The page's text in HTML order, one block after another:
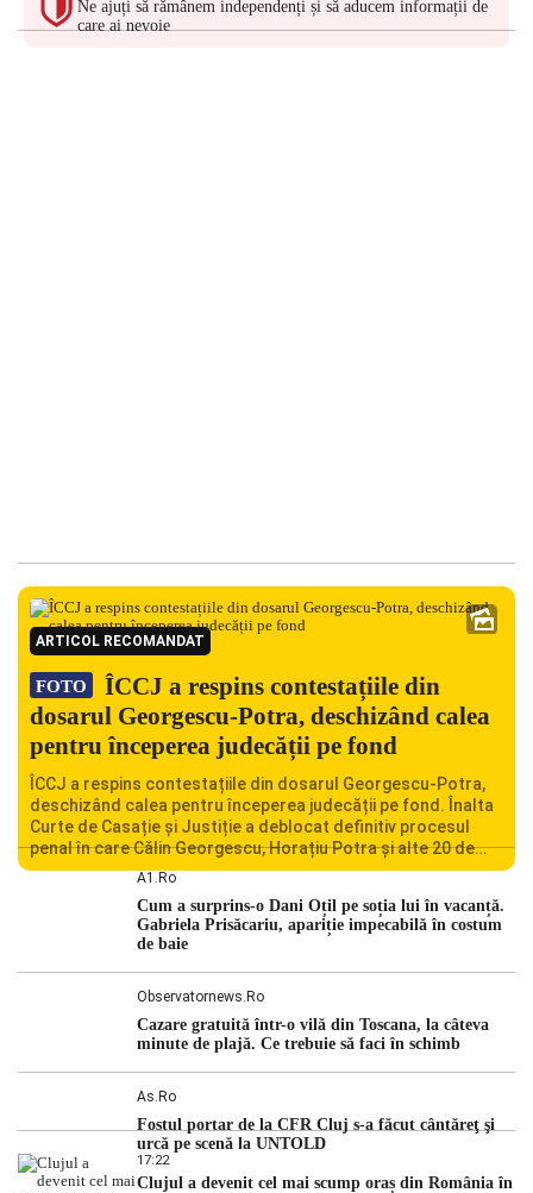
Ne ajuți să rămânem independenți și să aducem informații de
care ai nevoie
ARTICOL RECOMANDAT
FOTO
ÎCCJ a respins contestațiile din
dosarul Georgescu-Potra, deschizând calea
pentru începerea judecății pe fond
ÎCCJ a respins contestațiile din dosarul Georgescu-Potra,
deschizând calea pentru începerea judecății pe fond. Înalta
Curte de Casație și Justiție a deblocat definitiv procesul
penal în care Călin Georgescu, Horațiu Potra și alte 20 de
persoane sunt acuzați de acțiuni îndreptate împotriva
judecătorii de la instanța supremă au […]
A1.ro
Cum a surprins-o Dani Oțil pe soția lui în vacanță.
Gabriela Prisăcariu, apariție impecabilă în costum
de baie
Observatornews.ro
Cazare gratuită într-o vilă din Toscana, la câteva
minute de plajă. Ce trebuie să faci în schimb
As.ro
Fostul portar de la CFR Cluj s-a făcut cântăreţ şi
urcă pe scenă la UNTOLD
17:22
Clujul a devenit cel mai scump oraș din România în